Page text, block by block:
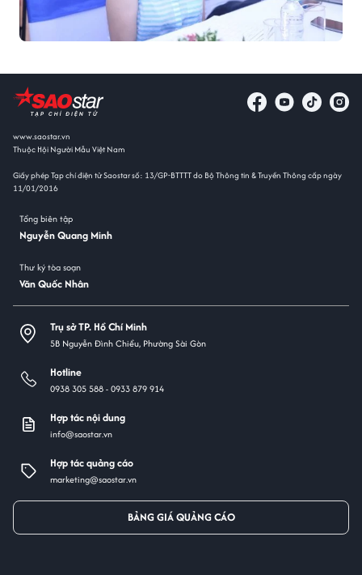
www.saostar.vn
Thuộc Hội Người Mẫu Việt Nam
Giấy phép Tạp chí điện tử Saostar số: 13/GP-BTTTT do Bộ Thông tin & Truyền Thông cấp ngày
11/01/2016
Tổng biên tập
Nguyễn Quang Minh
Thư ký tòa soạn
Văn Quốc Nhân
Trụ sở TP. Hồ Chí Minh
5B Nguyễn Đình Chiểu, Phường Sài Gòn
Hotline
0938 305 588 -0933 879 914
Hợp tác nội dung
info@saostar.vn
Hợp tác quảng cáo
marketing@saostar.vn
BẢNG GIÁ QUẢNG CÁO